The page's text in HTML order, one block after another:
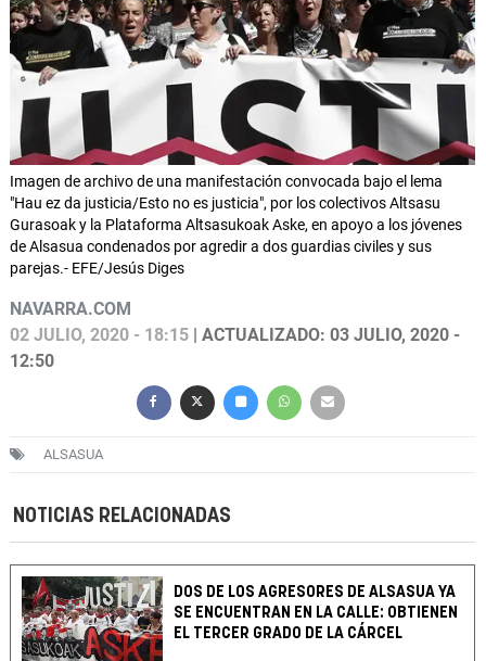
Imagen de archivo de una manifestación convocada bajo el lema
"Hau ez da justicia/Esto no es justicia", por los colectivos Altsasu
Gurasoak y la Plataforma Altsasukoak Aske, en apoyo a los jóvenes
de Alsasua condenados por agredir a dos guardias civiles y sus
parejas.- EFE/Jesús Diges
NAVARRA.COM
02 JULIO, 2020 - 18:15 | ACTUALIZADO: 03 JULIO, 2020 -
12:50
ALSASUA
NOTICIAS RELACIONADAS
DOS DE LOS AGRESORES DE ALSASUA YA
SE ENCUENTRAN EN LA CALLE: OBTIENEN
EL TERCER GRADO DE LA CÁRCEL